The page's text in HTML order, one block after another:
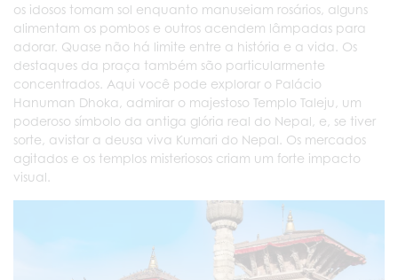
os idosos tomam sol enquanto manuseiam rosários, alguns
alimentam os pombos e outros acendem lâmpadas para
adorar. Quase não há limite entre a história e a vida. Os
destaques da praça também são particularmente
concentrados. Aqui você pode explorar o Palácio
Hanuman Dhoka, admirar o majestoso Templo Taleju, um
poderoso símbolo da antiga glória real do Nepal, e, se tiver
sorte, avistar a deusa viva Kumari do Nepal. Os mercados
agitados e os templos misteriosos criam um forte impacto
visual.